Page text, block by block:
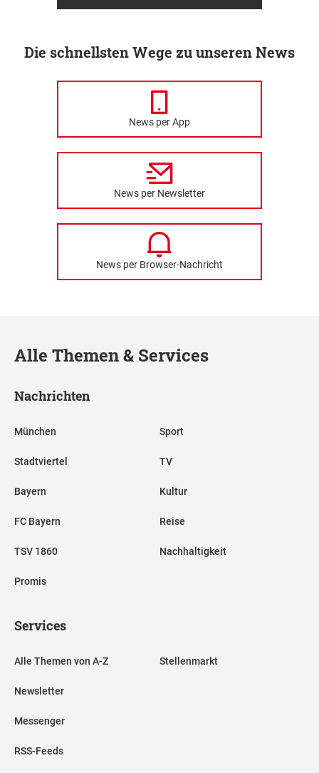
Die schnellsten Wege zu unseren News
News per App
News per Newsletter
News per Browser-Nachricht
Alle Themen & Services
Nachrichten
München
Stadtviertel
Bayern
FC Bayern
TSV 1860
Promis
Sport
TV
Kultur
Reise
Nachhaltigkeit
Services
Alle Themen von A-Z
Newsletter
Messenger
RSS-Feeds
Stellenmarkt